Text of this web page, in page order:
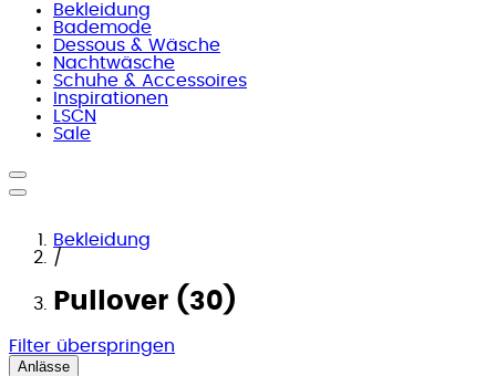
Bekleidung
Bademode
Dessous & Wäsche
Nachtwäsche
Schuhe & Accessoires
Inspirationen
LSCN
Sale
Bekleidung
/
Pullover (30)
Filter überspringen
Anlässe